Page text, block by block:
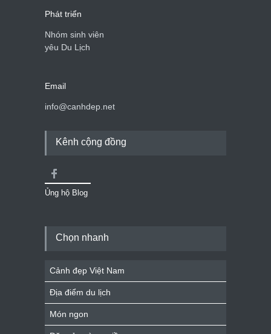
Phát triển
Nhóm sinh viên
yêu Du Lịch
Email
info@canhdep.net
Kênh cộng đồng
Ủng hộ Blog
Chọn nhanh
Cảnh đẹp Việt Nam
Địa điểm du lịch
Món ngon